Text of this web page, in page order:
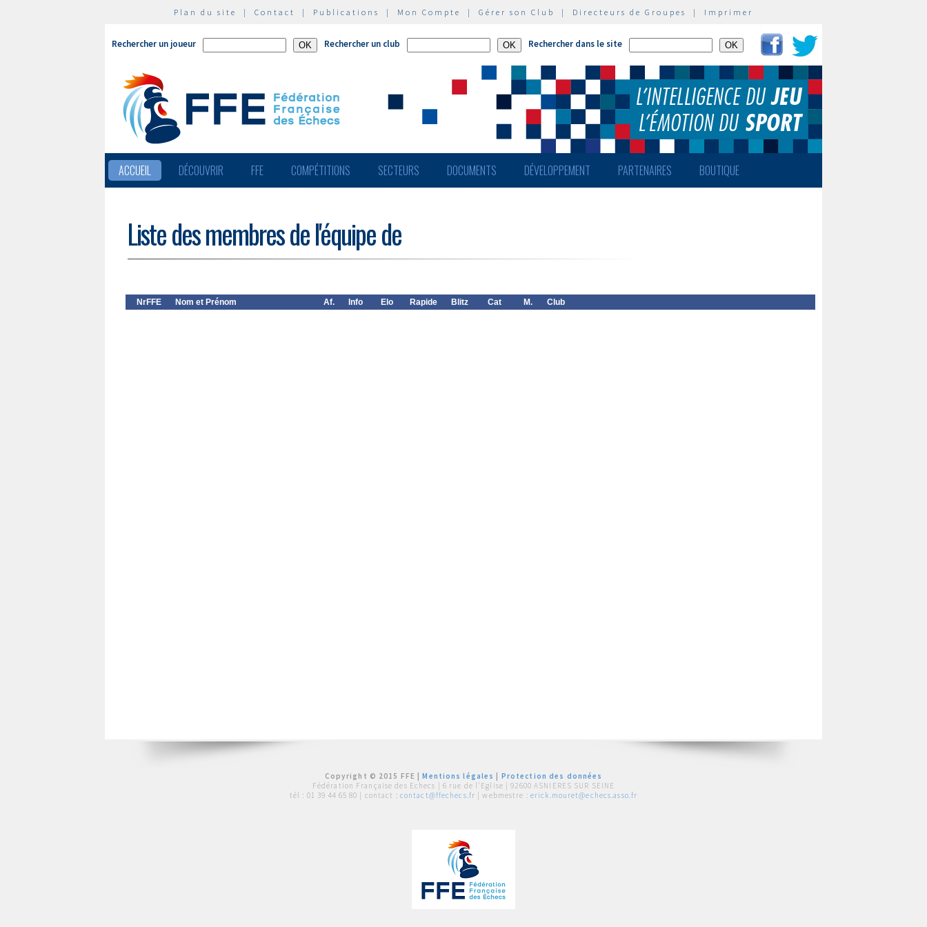
Plan du site | Contact | Publications | Mon Compte | Gérer son Club | Directeurs de Groupes | Imprimer
Rechercher un joueur Rechercher un club Rechercher dans le site
ACCUEIL DÉCOUVRIR FFE COMPÉTITIONS SECTEURS DOCUMENTS DÉVELOPPEMENT PARTENAIRES BOUTIQUE
Liste des membres de l'équipe de
NrFFE Nom et Prénom Af. Info Elo Rapide Blitz Cat M. Club
Copyright © 2015 FFE |Mentions légales
Protection des données
Fédération Française des Echecs | 6 rue de l'Eglise | 92600 ASNIERES SUR SEINE
tél : 01 39 44 65 80 | contact : contact@ffechecs.fr | webmestre : erick.mouret@echecs.asso.fr